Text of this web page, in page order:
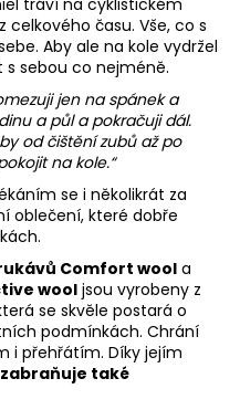
tráví na cyklistickém
času. Vše, co s
Aby ale na kole vydržel
sebou co nejméně.
jen na spánek a
a půl a pokračuji dál.
od čištění zubů až po
na kole.“
se i několikrát za
oblečení, které dobře
Comfort wool a
wool jsou vyrobeny z
se skvěle postará o
podmínkách. Chrání
i přehřátím. Díky jejím
zabraňuje také